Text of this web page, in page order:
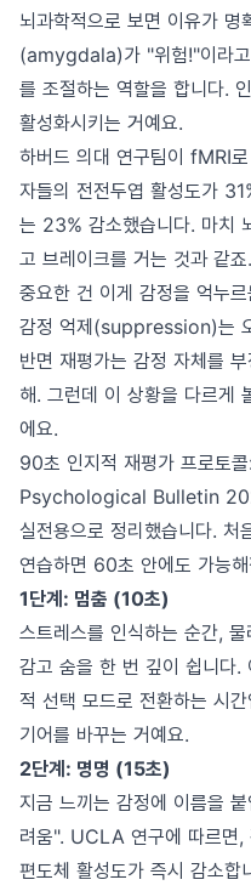
뇌과학적으로 보면 이유가 명
(amygdala)가 "위험!"이라고
를 조절하는 역할을 합니다.
활성화시키는 거예요.
하버드 의대 연구팀이 fMRI
자들의 전전두엽 활성도가
는 23% 감소했습니다. 마치
고 브레이크를 거는 것과 같죠.
중요한 건 이게 감정을 억누
감정 억제(suppression)는
반면 재평가는 감정 자체를
해. 그런데 이 상황을 다르게
에요.
90초 인지적 재평가 프로토콜
Psychological Bulletin
실전용으로 정리했습니다.
연습하면 60초 안에도 가능
1단계: 멈춤 (10초)
스트레스를 인식하는 순간,
감고 숨을 한 번 깊이 쉽니다.
적 선택 모드로 전환하는 시
기어를 바꾸는 거예요.
2단계: 명명 (15초)
지금 느끼는 감정에 이름을
려움". UCLA 연구에 따르면,
편도체 활성도가 즉시 감소